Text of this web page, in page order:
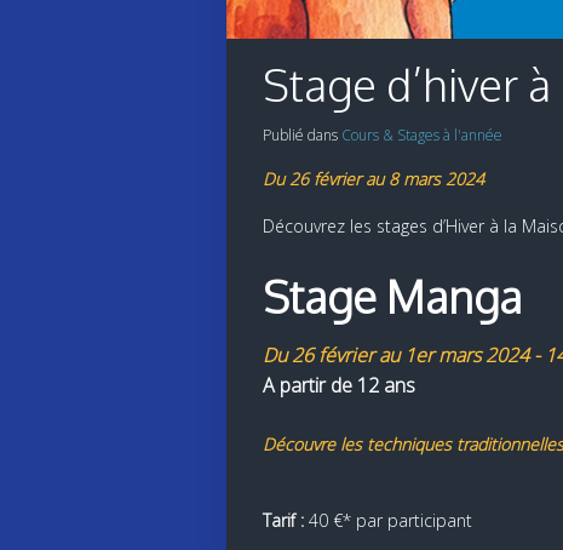
Stage d’hiver
Publié dans Cours & Stages à l'année
Du 26 février au 8 mars 2024
Découvrez les stages d’Hiver à la
Stage Manga
Du 26 février au 1er mars 2024 -
A partir de 12 ans
Découvre les techniques
Tarif : 40 €* par participant